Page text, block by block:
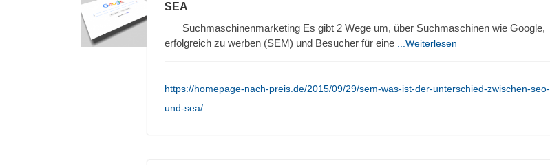
SEA
Suchmaschinenmarketing Es gibt 2 Wege um, über Suchmaschinen wie Google,
erfolgreich zu werben (SEM) und Besucher für eine
...Weiterlesen
https://homepage-nach-preis.de/2015/09/29/sem-was-ist-der-unterschied-zwischen-seo-
und-sea/